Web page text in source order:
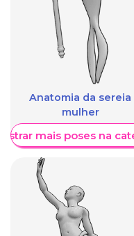
Anatomia da sereia
mulher
mais poses na